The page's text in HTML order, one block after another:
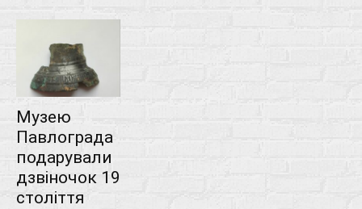
Музею
Павлограда
подарували
дзвіночок 19
століття